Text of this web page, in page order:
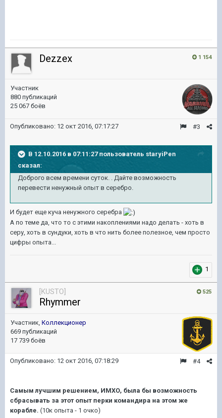
1 154
Dezzex
Участник
880 публикаций
25 067 боёв
#3
Опубликовано: 12 окт 2016, 07:17:27
В 12.10.2016 в 07:11:27 пользователь staryiPen
сказал:
Доброго всем времени суток. . Дайте возможность
перевести ненужный опыт в серебро.
И будет еще куча ненужного серебра
А по теме да, что то с этими накоплениями надо делать - хоть в
серу, хоть в сундуки, хоть в что нить более полезное, чем просто
цифры опыта...
1
525
[KUSTO]
Rhymmer
Участник, Коллекционер
669 публикаций
17 739 боёв
#4
Опубликовано: 12 окт 2016, 07:18:29
Самым лучшим решением, ИМХО, была бы возможность
сбрасывать за этот опыт перки командира на этом же
корабле. (10к опыта - 1 очко)